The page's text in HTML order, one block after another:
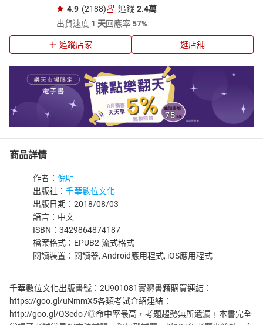
4.9 (2188) 追蹤 2.4萬
出貨速度 1 天回應率57%
追蹤店家 逛店舖
商品詳情
作者： 倪明
出版社： 千華數位文化
出版日期：2018/08/03
語言：中文
ISBN：3429864874187
檔案格式：EPUB2-流式格式
閱讀裝置：閱讀器, Android應用程式, iOS應用程式
千華數位文化出版書號：2U901081實體書籍購買連結：
https://goo.gl/uNmmX5各類考試介紹連結：
http://goo.gl/Q3edo7◎命中率最高，考題趨勢無所遺漏﹗本書完全